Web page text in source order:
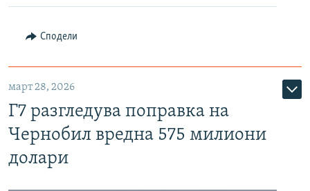
Сподели
март 28, 2026
Г7 разгледува поправка на
Чернобил вредна 575 милиони
долари